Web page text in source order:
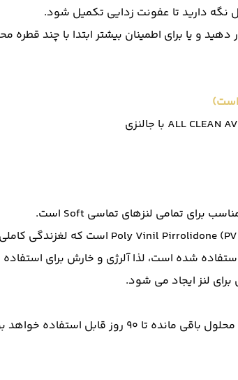
دهید و یا برای اطمینان بیشتر ابتدا با چند
است)
شده است، لذا آلرژی و خارش برای استفاده